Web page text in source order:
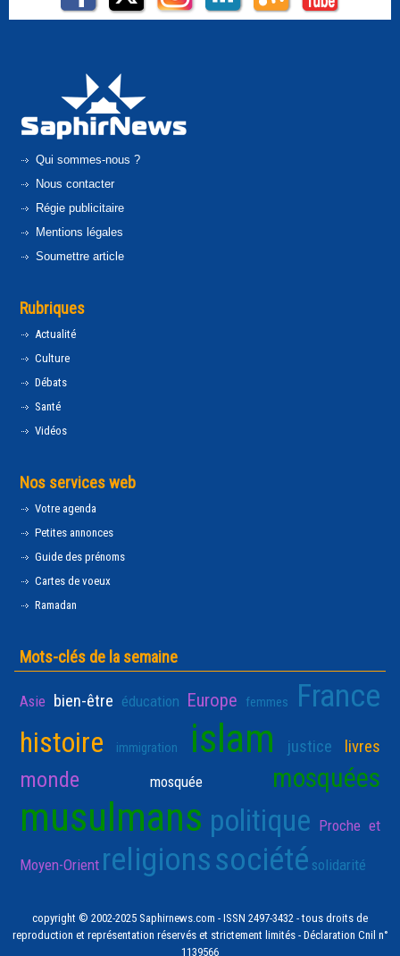
Qui sommes-nous ?
Nous contacter
Régie publicitaire
Mentions légales
Soumettre article
Rubriques
Actualité
Culture
Débats
Santé
Vidéos
Nos services web
Votre agenda
Petites annonces
Guide des prénoms
Cartes de voeux
Ramadan
Mots-clés de la semaine
Asie bien-être éducation Europe femmes France
histoire immigration islam justice livres
monde mosquée mosquées
musulmans politique Proche et
Moyen-Orient religionssociété solidarité
copyright © 2002-2025 Saphirnews.com - ISSN 2497-3432 - tous droits de
reproduction et représentation réservés et strictement limités - Déclaration Cnil n°
1139566